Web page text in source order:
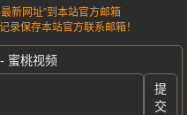
新网址”到本站官方邮箱
录保存本站官方联系邮箱！
蜜桃视频
提
交